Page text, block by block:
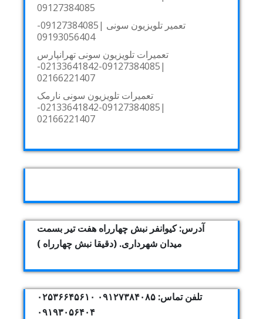
09127384085
تعمیر تلویزیون سونی |09127384085-
09193056404
تعمیرات تلویزیون سونی تهرانپارس
|09127384085-02133641842-
02166221407
تعمیرات تلویزیون سونی نارمک
|09127384085-02133641842-
02166221407
آدرس: کیوانفر نبش چهارراه هفت تیر بسمت
میدان شهرداری. (دقیقا نبش چهارراه )
تلفن تماس: ۰۹۱۲۷۳۸۴۰۸۵ ۰۲۵۳۶۶۴۵۶۱۰
۰۹۱۹۳۰۵۶۴۰۴